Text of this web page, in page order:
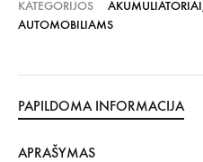
KATEGORIJOS
AKUMULIATORIAI
AUTOMOBILIAMS
PAPILDOMA INFORMACIJA
APRAŠYMAS